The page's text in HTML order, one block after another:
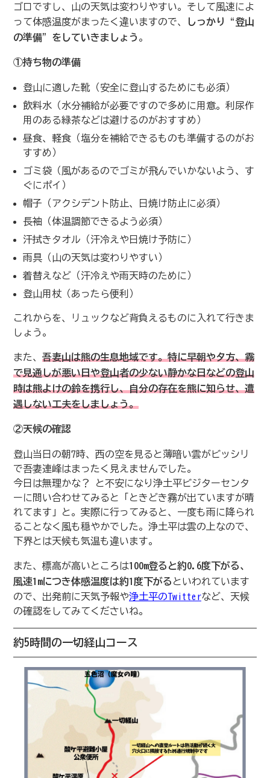
ゴロですし、山の天気は変わりやすい。そして風速によ
って体感温度がまったく違いますので、
しっかり“登山
の準備”をしていきましょう 。
①持ち物の準備
登山に適した靴（安全に登山するためにも必須）
飲料水（水分補給が必要ですので多めに用意。利尿作
用のある緑茶などは避けるのがおすすめ）
昼食、軽食（塩分を補給できるものも準備するのがお
すすめ）
ゴミ袋（風があるのでゴミが飛んでいかないよう、す
ぐにポイ）
帽子（アクシデント防止、日焼け防止に必須）
長袖（体温調節できるよう必須）
汗拭きタオル（汗冷えや日焼け予防に）
雨具（山の天気は変わりやすい）
着替えなど（汗冷えや雨天時のために）
登山用杖（あったら便利）
これからを、リュックなど背負えるものに入れて行きま
しょう。
また、 吾妻山は熊の生息地域です。特に早朝や夕方、霧
で見通しが悪い日や登山者の少ない静かな日などの登山
時は熊よけの鈴を携行し、自分の存在を熊に知らせ、遭
遇しない工夫をしましょう。
②天候の確認
登山当日の朝7時、西の空を見ると薄暗い雲がビッシリ
で吾妻連峰はまったく見えませんでした。
今日は無理かな？ と不安になり浄土平ビジターセンタ
ーに問い合わせてみると「ときどき霧が出ていますが晴
れてます」と。実際に行ってみると、一度も雨に降られ
ることなく風も穏やかでした。浄土平は雲の上なので、
下界とは天候も気温も違います。
また、標高が高いところは100m登ると約0.6度下がる、
風速1mにつき体感温度は約1度下がる といわれています
ので、出発前に天気予報や浄土平のTwitterなど、天候
の確認をしてみてくださいね。
約5時間の一切経山コース